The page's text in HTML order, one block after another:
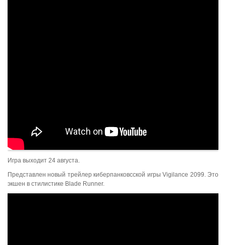
Игра выходит 24 августа.
Представлен новый трейлер киберпанковсской игры Vigilance 2099. Это
экшен в стилистике Blade Runner.